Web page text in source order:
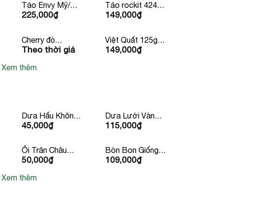
Táo Envy Mỹ/
Newzealand
225,000₫
Táo rockit 424g
4 Quả Mỹ/
149,000₫
Cherry đỏ
Canada
Theo thời giá
Việt Quất 125g
Newzealand/Mỹ/
149,000₫
Xem thêm
Dưa Hấu Không
Hạt
45,000₫
Dưa Lưới Vàng
Huỳnh Long
115,000₫
Ổi Trân Châu
Ruột Đỏ
50,000₫
Bòn Bon Giống
Thái Lan
109,000₫
Xem thêm